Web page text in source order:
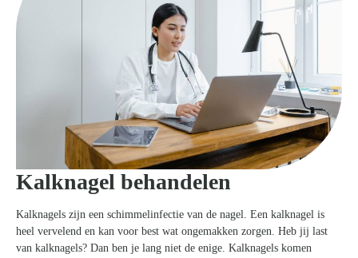
Kalknagel behandelen
Kalknagels zijn een schimmelinfectie van de nagel. Een kalknagel is
heel vervelend en kan voor best wat ongemakken zorgen. Heb jij last
van kalknagels? Dan ben je lang niet de enige. Kalknagels komen